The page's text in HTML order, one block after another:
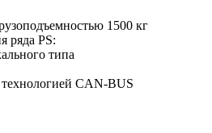
1500 кг
ряда PS:
типа
CAN-BUS